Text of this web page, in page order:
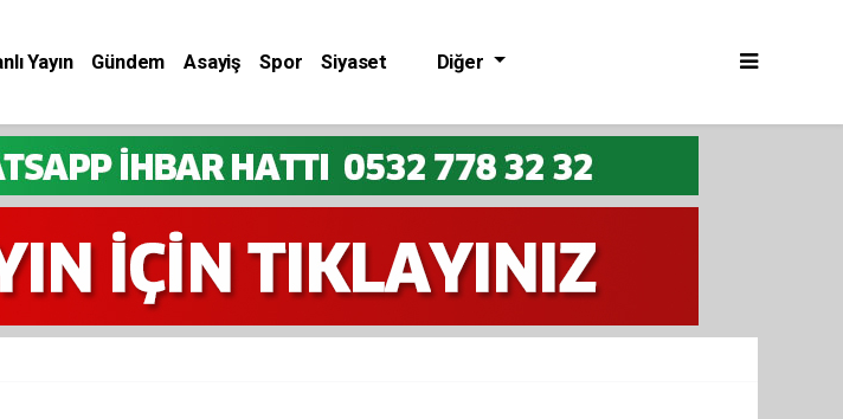
Yayın Gündem Asayiş Spor
Siyaset
Diğer